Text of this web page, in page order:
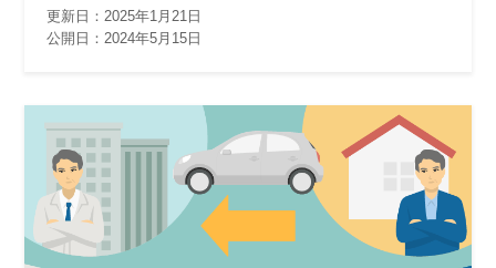
更新日：2025年1月21日
公開日：2024年5月15日